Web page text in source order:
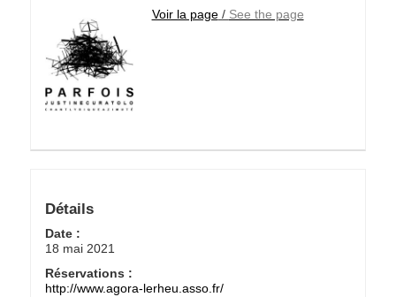
Voir la page/ See the page
Détails
Date :
18 mai 2021
Réservations :
http://www.agora-lerheu.asso.fr/